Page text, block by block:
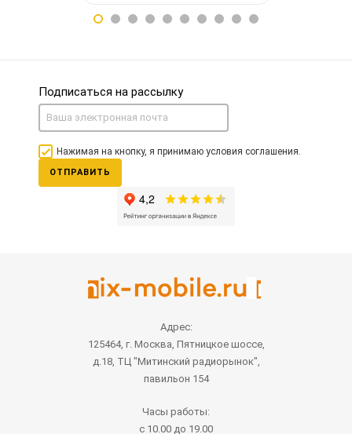
Подписаться на рассылку
Нажимая на кнопку, я принимаю условия соглашения.
ОТПРАВИТЬ
Адрес:
125464, г. Москва, Пятницкое шоссе,
д.18, ТЦ "Митинский радиорынок",
павильон 154
Часы работы:
с 10.00 до 19.00